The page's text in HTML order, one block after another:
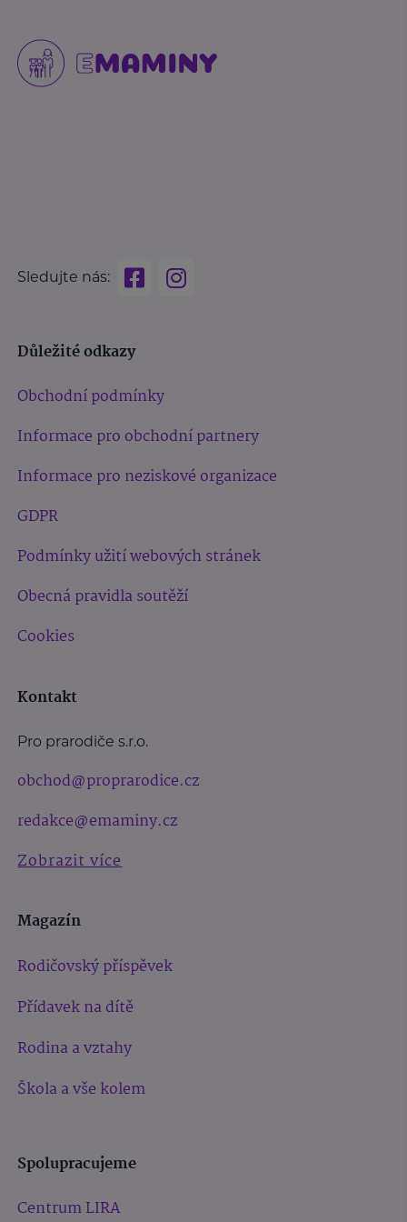
Sledujte nás:
Důležité odkazy
Obchodní podmínky
Informace pro obchodní partnery
Informace pro neziskové organizace
GDPR
Podmínky užití webových stránek
Obecná pravidla soutěží
Cookies
Kontakt
Pro prarodiče s.r.o.
obchod@proprarodice.cz
redakce@emaminy.cz
Zobrazit více
Magazín
Rodičovský příspěvek
Přídavek na dítě
Rodina a vztahy
Škola a vše kolem
Spolupracujeme
Centrum LIRA